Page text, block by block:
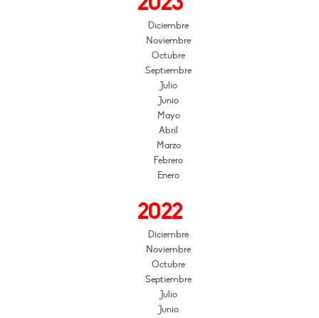
Diciembre
Noviembre
Octubre
Septiembre
Julio
Junio
Mayo
Abril
Marzo
Febrero
Enero
2022
Diciembre
Noviembre
Octubre
Septiembre
Julio
Junio